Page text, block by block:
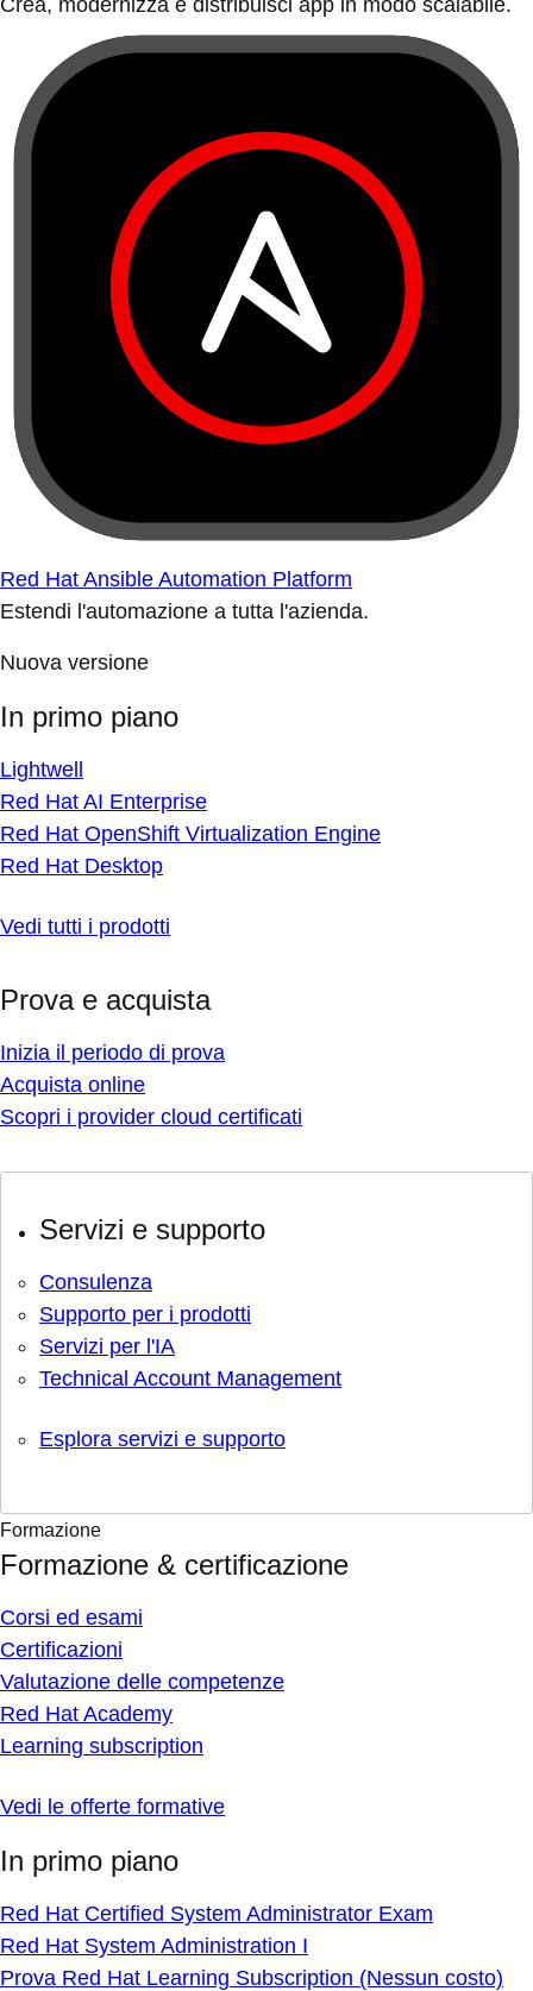
Crea, modernizza e distribuisci app in modo scalabile.
Red Hat Ansible Automation Platform
Estendi l'automazione a tutta l'azienda.
Nuova versione
In primo piano
Lightwell
Red Hat AI Enterprise
Red Hat OpenShift Virtualization Engine
Red Hat Desktop
Vedi tutti i prodotti
Prova e acquista
Inizia il periodo di prova
Acquista online
Scopri i provider cloud certificati
Servizi e supporto
Consulenza
Supporto per i prodotti
Servizi per l'IA
Technical Account Management
Esplora servizi e supporto
Formazione
Formazione & certificazione
Corsi ed esami
Certificazioni
Valutazione delle competenze
Red Hat Academy
Learning subscription
Vedi le offerte formative
In primo piano
Red Hat Certified System Administrator Exam
Red Hat System Administration I
Prova Red Hat Learning Subscription (Nessun costo)